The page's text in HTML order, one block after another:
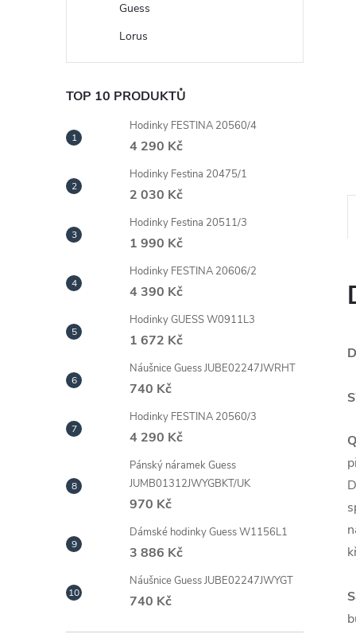
Guess
Lorus
TOP 10 PRODUKTŮ
Hodinky FESTINA 20560/4
4 290 Kč
Hodinky Festina 20475/1
2 030 Kč
Hodinky Festina 20511/3
1 990 Kč
Hodinky FESTINA 20606/2
4 390 Kč
Hodinky GUESS W0911L3
1 672 Kč
Náušnice Guess JUBE02247JWRHT
740 Kč
Hodinky FESTINA 20560/3
4 290 Kč
Pánský náramek Guess
JUMB01312JWYGBKT/UK
970 Kč
Dámské hodinky Guess W1156L1
3 886 Kč
Náušnice Guess JUBE02247JWYGT
740 Kč